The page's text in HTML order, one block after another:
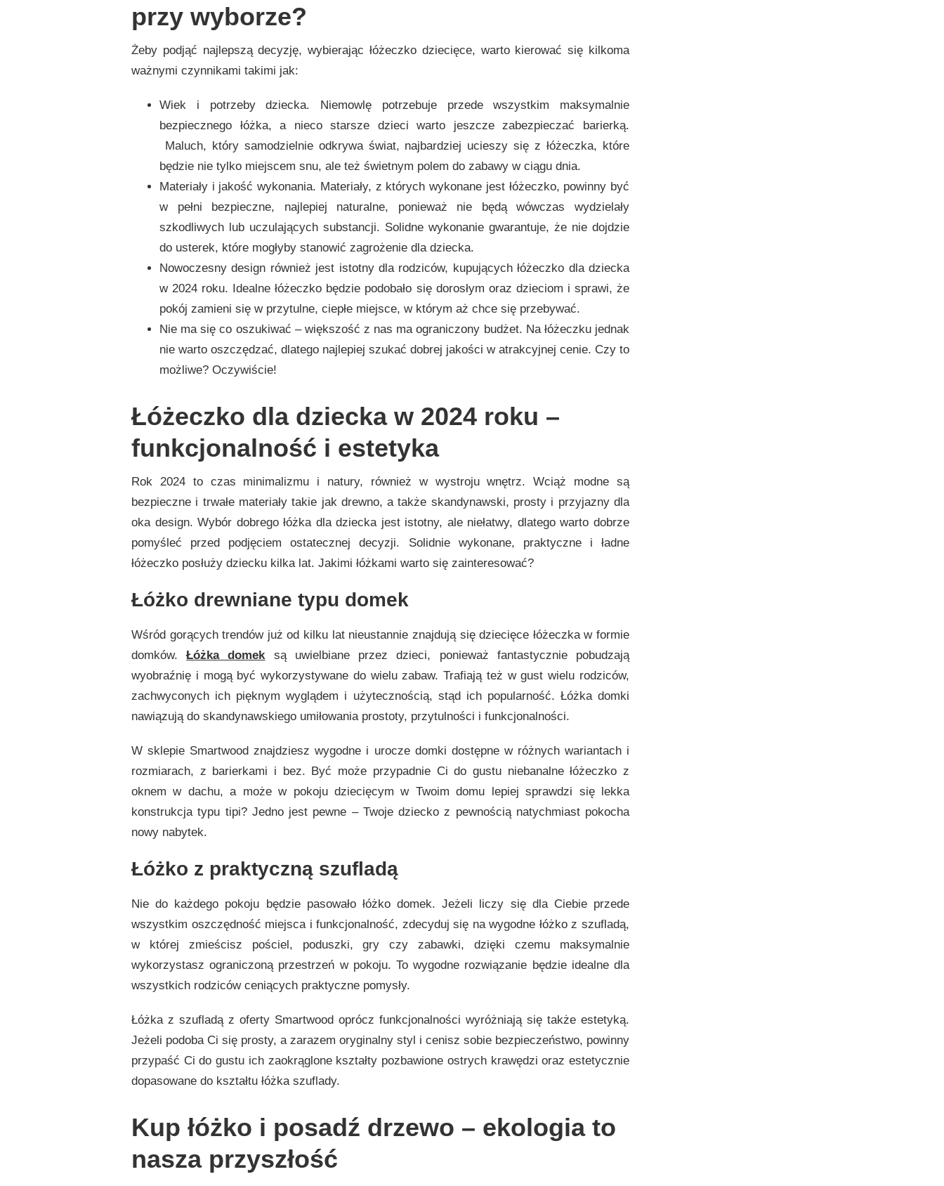
przy wyborze?
Żeby podjąć najlepszą decyzję, wybierając łóżeczko dziecięce, warto kierować się kilkoma
ważnymi czynnikami takimi jak:
Wiek i potrzeby dziecka. Niemowlę potrzebuje przede wszystkim maksymalnie
bezpiecznego łóżka, a nieco starsze dzieci warto jeszcze zabezpieczać barierką.
Maluch, który samodzielnie odkrywa świat, najbardziej ucieszy się z łóżeczka, które
będzie nie tylko miejscem snu, ale też świetnym polem do zabawy w ciągu dnia.
Materiały i jakość wykonania. Materiały, z których wykonane jest łóżeczko, powinny być
w pełni bezpieczne, najlepiej naturalne, ponieważ nie będą wówczas wydzielały
szkodliwych lub uczulających substancji. Solidne wykonanie gwarantuje, że nie dojdzie
do usterek, które mogłyby stanowić zagrożenie dla dziecka.
Nowoczesny design również jest istotny dla rodziców, kupujących łóżeczko dla dziecka
w 2024 roku. Idealne łóżeczko będzie podobało się dorosłym oraz dzieciom i sprawi, że
pokój zamieni się w przytulne, ciepłe miejsce, w którym aż chce się przebywać.
Nie ma się co oszukiwać – większość z nas ma ograniczony budżet. Na łóżeczku jednak
nie warto oszczędzać, dlatego najlepiej szukać dobrej jakości w atrakcyjnej cenie. Czy to
możliwe? Oczywiście!
Łóżeczko dla dziecka w 2024 roku –
funkcjonalność i estetyka
Rok 2024 to czas minimalizmu i natury, również w wystroju wnętrz. Wciąż modne są
bezpieczne i trwałe materiały takie jak drewno, a także skandynawski, prosty i przyjazny dla
oka design. Wybór dobrego łóżka dla dziecka jest istotny, ale niełatwy, dlatego warto dobrze
pomyśleć przed podjęciem ostatecznej decyzji. Solidnie wykonane, praktyczne i ładne
łóżeczko posłuży dziecku kilka lat. Jakimi łóżkami warto się zainteresować?
Łóżko drewniane typu domek
Wśród gorących trendów już od kilku lat nieustannie znajdują się dziecięce łóżeczka w formie
domków.Łóżka domek
są uwielbiane przez dzieci, ponieważ fantastycznie pobudzają
wyobraźnię i mogą być wykorzystywane do wielu zabaw. Trafiają też w gust wielu rodziców,
zachwyconych ich pięknym wyglądem i użytecznością, stąd ich popularność. Łóżka domki
nawiązują do skandynawskiego umiłowania prostoty, przytulności i funkcjonalności.
W sklepie Smartwood znajdziesz wygodne i urocze domki dostępne w różnych wariantach i
rozmiarach, z barierkami i bez. Być może przypadnie Ci do gustu niebanalne łóżeczko z
oknem w dachu, a może w pokoju dziecięcym w Twoim domu lepiej sprawdzi się lekka
konstrukcja typu tipi? Jedno jest pewne – Twoje dziecko z pewnością natychmiast pokocha
nowy nabytek.
Łóżko z praktyczną szufladą
Nie do każdego pokoju będzie pasowało łóżko domek. Jeżeli liczy się dla Ciebie przede
wszystkim oszczędność miejsca i funkcjonalność, zdecyduj się na wygodne łóżko z szufladą,
w której zmieścisz pościel, poduszki, gry czy zabawki, dzięki czemu maksymalnie
wykorzystasz ograniczoną przestrzeń w pokoju. To wygodne rozwiązanie będzie idealne dla
wszystkich rodziców ceniących praktyczne pomysły.
Łóżka z szufladą z oferty Smartwood oprócz funkcjonalności wyróżniają się także estetyką.
Jeżeli podoba Ci się prosty, a zarazem oryginalny styl i cenisz sobie bezpieczeństwo, powinny
przypaść Ci do gustu ich zaokrąglone kształty pozbawione ostrych krawędzi oraz estetycznie
dopasowane do kształtu łóżka szuflady.
Kup łóżko i posadź drzewo – ekologia to
nasza przyszłość